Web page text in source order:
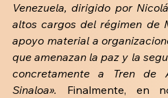
Venezuela, dirigido por
altos cargos del régimen de
apoyo material a
que amenazan la paz y la
concretamente a Tren
Sinaloa». Finalmente, en